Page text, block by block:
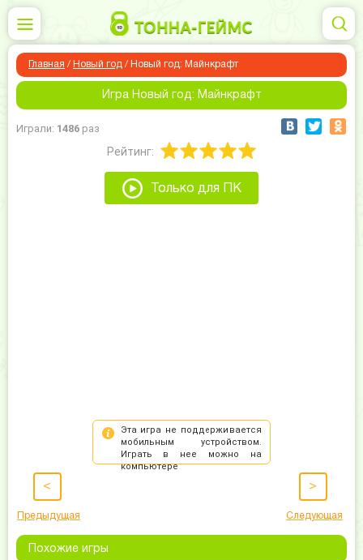
Главная / Новый год / Новый год: Майнкрафт
Игра Новый год: Майнкрафт
Играли: 1486 раз
Рейтинг:
Только для ПК
<
Предыдущая
>
Следующая
Похожие игры